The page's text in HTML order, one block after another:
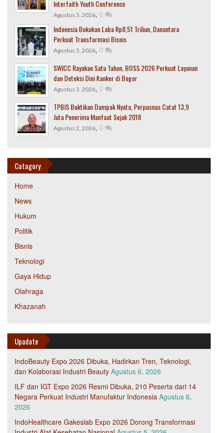
Interfaith Youth Conference
Agustus 3, 2026, 0
Indonesia Bukukan Laba Rp8,51 Triliun, Danantara
Perkuat Transformasi Bisnis
Agustus 3, 2026, 0
SWICC Rayakan Satu Tahun, BOSS 2026 Perkuat Layanan
dan Deteksi Dini Kanker di Bogor
Agustus 3, 2026, 0
TPBIS Buktikan Dampak Nyata, Perpusnas Catat 13,9
Juta Penerima Manfaat Sejak 2018
Agustus 2, 2026, 0
Catagory
Home
News
Hukum
Politik
Bisnis
Teknologi
Gaya Hidup
Olahraga
Khazanah
Upadate
IndoBeauty Expo 2026 Dibuka, Hadirkan Tren, Teknologi,
dan Kolaborasi Industri Beauty Agustus 6, 2026
ILF dan IGT Expo 2026 Resmi Dibuka, 210 Peserta dari 14
Negara Perkuat Industri Manufaktur Indonesia Agustus 6,
2026
IndoHealthcare Gakeslab Expo 2026 Dorong Transformasi